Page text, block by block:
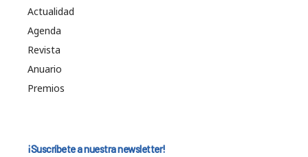
Actualidad
Agenda
Revista
Anuario
Premios
¡Suscríbete a nuestra newsletter!